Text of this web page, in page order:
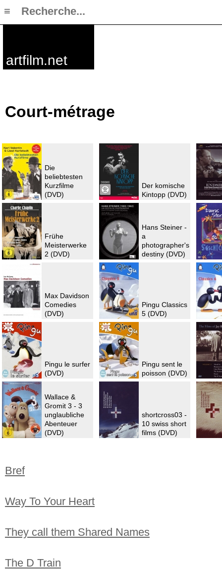
artfilm.net
Court-métrage
Die
beliebtesten
Kurzfilme
(DVD)
Der komische
Kintopp (DVD)
Frühe
Meisterwerke
2 (DVD)
Hans Steiner -
a
photographer's
destiny (DVD)
Max Davidson
Comedies
(DVD)
Pingu Classics
5 (DVD)
Pingu le surfer
(DVD)
Pingu sent le
poisson (DVD)
Wallace &
Gromit 3 - 3
unglaubliche
Abenteuer
(DVD)
shortcross03 -
10 swiss short
films (DVD)
Bref
Way To Your Heart
They call them Shared Names
The D Train
≡